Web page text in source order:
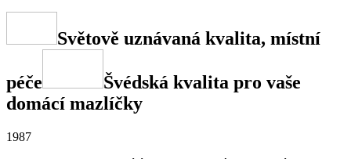
Světově uznávaná kvalita, místní
péče
Švédská kvalita pro vaše
domácí mazlíčky
1987